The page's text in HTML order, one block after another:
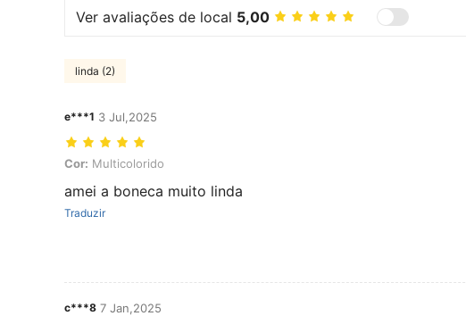
Ver avaliações de local 5,00
linda (2)
e***1 3 Jul,2025
Cor: Multicolorido
Cor: Multicolorido
amei a boneca muito linda
Traduzir
c***8 7 Jan,2025